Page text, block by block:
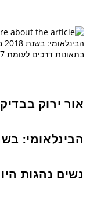
אור ירוק
נשים נהגות